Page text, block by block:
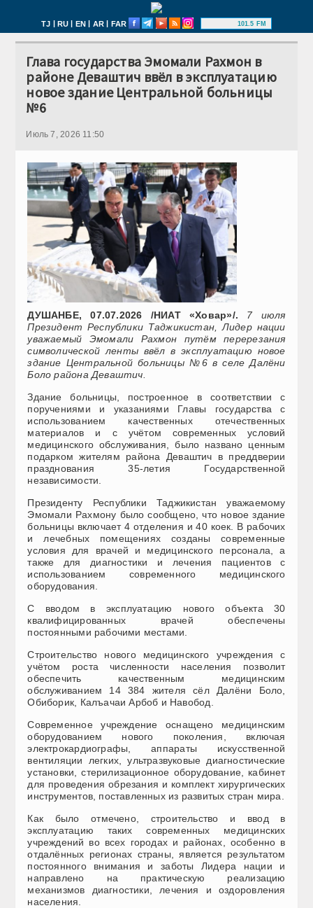
TJ | RU | EN | AR | FAR 101.5 FM
Глава государства Эмомали Рахмон в
районе Деваштич ввёл в эксплуатацию
новое здание Центральной больницы
№6
Июль 7, 2026 11:50
ДУШАНБЕ, 07.07.2026 /НИАТ «Ховар»/.
7 июля
Президент Республики Таджикистан, Лидер нации
уважаемый Эмомали Рахмон путём перерезания
символической ленты ввёл в эксплуатацию новое
здание Центральной больницы №6 в селе Далёни
Боло района Деваштич.
Здание больницы, построенное в соответствии с
поручениями и указаниями Главы государства с
использованием качественных отечественных
материалов и с учётом современных условий
медицинского обслуживания, было названо ценным
подарком жителям района Деваштич в преддверии
празднования 35-летия Государственной
независимости.
Президенту Республики Таджикистан уважаемому
Эмомали Рахмону было сообщено, что новое здание
больницы включает 4 отделения и 40 коек. В рабочих
и лечебных помещениях созданы современные
условия для врачей и медицинского персонала, а
также для диагностики и лечения пациентов с
использованием современного медицинского
оборудования.
С вводом в эксплуатацию нового объекта 30
квалифицированных врачей обеспечены
постоянными рабочими местами.
Строительство нового медицинского учреждения с
учётом роста численности населения позволит
обеспечить качественным медицинским
обслуживанием 14 384 жителя сёл Далёни Боло,
Обиборик, Калъачаи Арбоб и Навобод.
Современное учреждение оснащено медицинским
оборудованием нового поколения, включая
электрокардиографы, аппараты искусственной
вентиляции легких, ультразвуковые диагностические
установки, стерилизационное оборудование, кабинет
для проведения обрезания и комплект хирургических
инструментов, поставленных из развитых стран мира.
Как было отмечено, строительство и ввод в
эксплуатацию таких современных медицинских
учреждений во всех городах и районах, особенно в
отдалённых регионах страны, является результатом
постоянного внимания и заботы Лидера нации и
направлено на практическую реализацию
механизмов диагностики, лечения и оздоровления
населения.